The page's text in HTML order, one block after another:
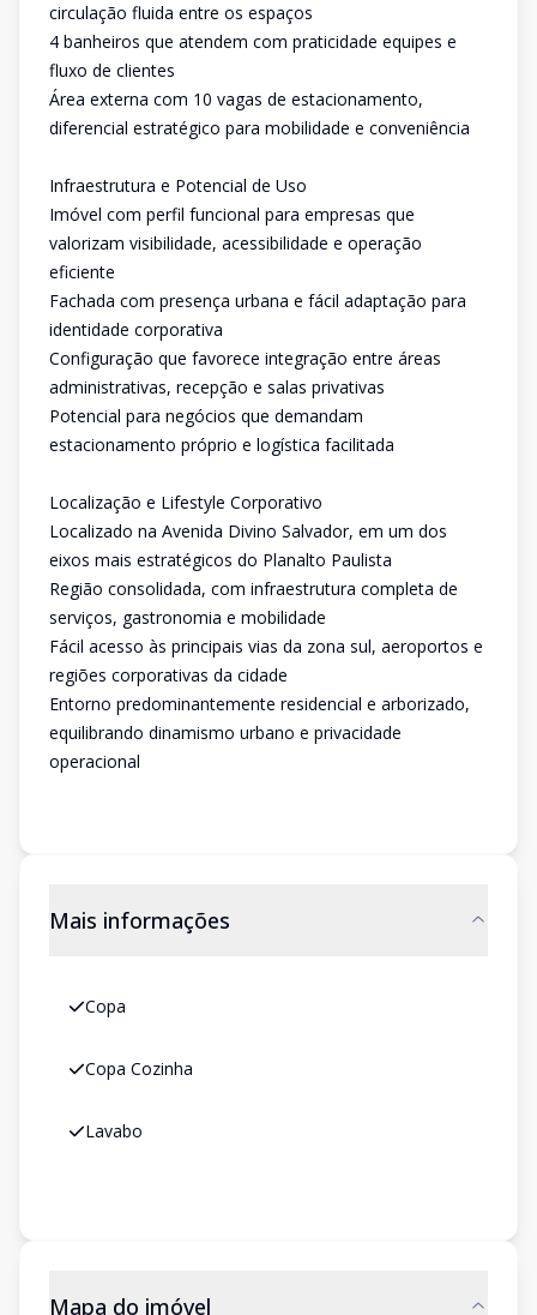
circulação fluida entre os espaços
4 banheiros que atendem com praticidade equipes e
fluxo de clientes
Área externa com 10 vagas de estacionamento,
diferencial estratégico para mobilidade e conveniência
Infraestrutura e Potencial de Uso
Imóvel com perfil funcional para empresas que
valorizam visibilidade, acessibilidade e operação
eficiente
Fachada com presença urbana e fácil adaptação para
identidade corporativa
Configuração que favorece integração entre áreas
administrativas, recepção e salas privativas
Potencial para negócios que demandam
estacionamento próprio e logística facilitada
Localização e Lifestyle Corporativo
Localizado na Avenida Divino Salvador, em um dos
eixos mais estratégicos do Planalto Paulista
Região consolidada, com infraestrutura completa de
serviços, gastronomia e mobilidade
Fácil acesso às principais vias da zona sul, aeroportos e
regiões corporativas da cidade
Entorno predominantemente residencial e arborizado,
equilibrando dinamismo urbano e privacidade
operacional
Mais informações
Copa
Copa Cozinha
Lavabo
Mapa do imóvel